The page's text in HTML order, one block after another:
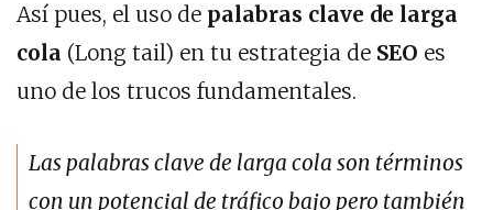
Así pues, el uso de palabras clave de larga
cola (Long tail) en tu estrategia de SEO es
uno de los trucos fundamentales.
Las palabras clave de larga cola son términos
con un potencial de tráfico bajo pero también